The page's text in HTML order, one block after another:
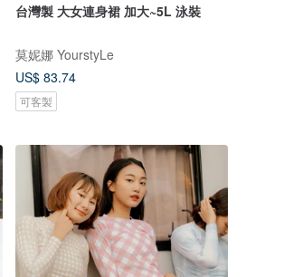
台灣製 大女連身裙 加大~5L 泳裝
莫妮娜 YourstyLe
US$ 83.74
可客製